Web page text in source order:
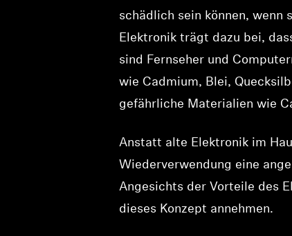
schädlich sein können, wenn
Elektronik trägt dazu bei,
sind Fernseher und
wie Cadmium, Blei,
gefährliche Materialien wie
Anstatt alte Elektronik im
Wiederverwendung eine
Angesichts der Vorteile des
dieses Konzept annehmen.